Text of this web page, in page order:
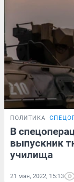
ПОЛИТИКА
В
выпускник
училища
21 мая, 2022, 15:13